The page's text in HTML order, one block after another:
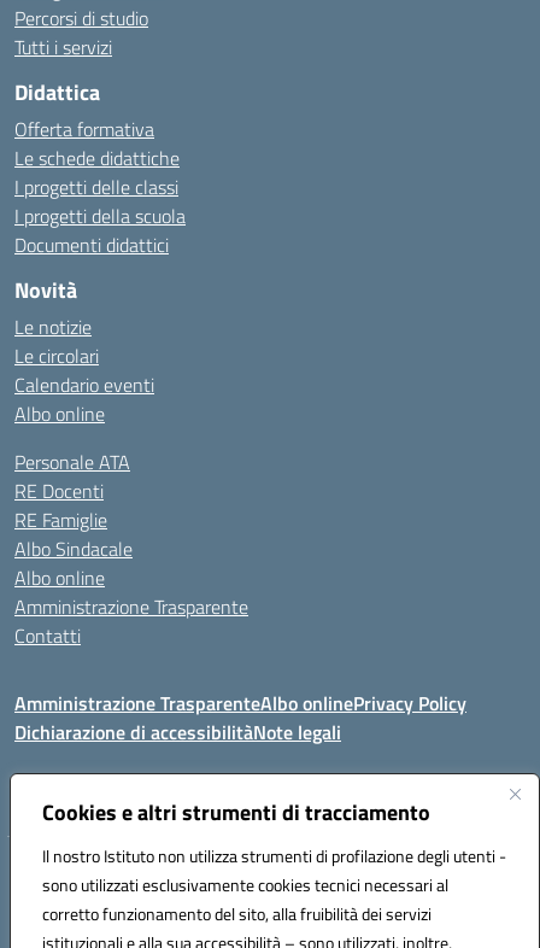
Cookies e altri strumenti di tracciamento
Il nostro Istituto non utilizza strumenti di profilazione degli utenti -
sono utilizzati esclusivamente cookies tecnici necessari al
corretto funzionamento del sito, alla fruibilità dei servizi
istituzionali e alla sua accessibilità – sono utilizzati, inoltre,
Percorsi di studio
Tutti i servizi
Didattica
Offerta formativa
Le schede didattiche
I progetti delle classi
I progetti della scuola
Documenti didattici
Novità
Le notizie
Le circolari
Calendario eventi
Albo online
Personale ATA
RE Docenti
RE Famiglie
Albo Sindacale
Albo online
Amministrazione Trasparente
Contatti
Amministrazione TrasparenteAlbo onlinePrivacy Policy
Dichiarazione di accessibilitàNote legali
Codice fiscale: 81000450908 Codice meccanografico: SSIC80600X
Telefono: 079714035 Fax: 079716128